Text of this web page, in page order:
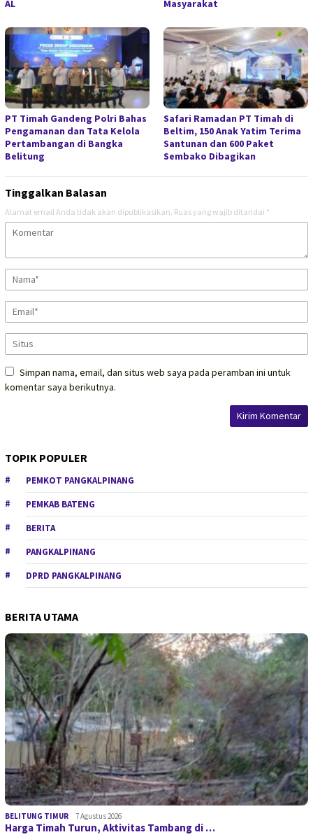
AL Masyarakat
PT Timah Gandeng Polri Bahas
Pengamanan dan Tata Kelola
Pertambangan di Bangka
Belitung
Safari Ramadan PT Timah di
Beltim, 150 Anak Yatim Terima
Santunan dan 600 Paket
Sembako Dibagikan
Tinggalkan Balasan
Alamat email Anda tidak akan dipublikasikan. Ruas yang wajib ditandai *
Simpan nama, email, dan situs web saya pada peramban ini untuk
komentar saya berikutnya.
TOPIK POPULER
PEMKOT PANGKALPINANG
PEMKAB BATENG
BERITA
PANGKALPINANG
DPRD PANGKALPINANG
BERITA UTAMA
BELITUNG TIMUR 7 Agustus 2026
Harga Timah Turun, Aktivitas Tambang di …